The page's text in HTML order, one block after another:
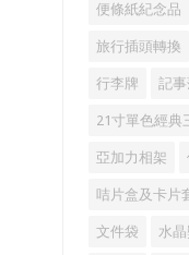
便條紙紀念品
旅行插頭轉換
行李牌 記
21寸單色經典
亞加力相架
咭片盒及卡片
文件袋 水